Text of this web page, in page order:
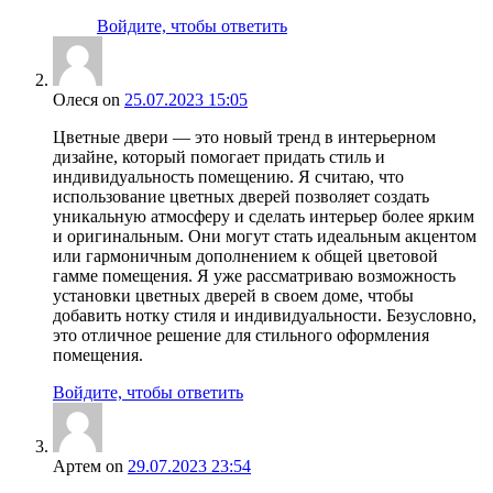
Войдите, чтобы ответить
Олеся on 25.07.2023 15:05
Цветные двери — это новый тренд в интерьерном
дизайне, который помогает придать стиль и
индивидуальность помещению. Я считаю, что
использование цветных дверей позволяет создать
уникальную атмосферу и сделать интерьер более ярким
и оригинальным. Они могут стать идеальным акцентом
или гармоничным дополнением к общей цветовой
гамме помещения. Я уже рассматриваю возможность
установки цветных дверей в своем доме, чтобы
добавить нотку стиля и индивидуальности. Безусловно,
это отличное решение для стильного оформления
помещения.
Войдите, чтобы ответить
Артем on 29.07.2023 23:54